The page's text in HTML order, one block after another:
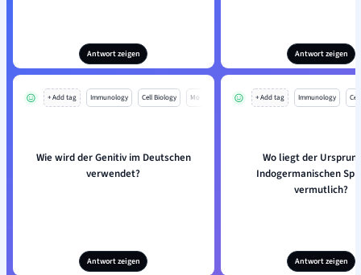
Antwort zeigen Antwort zeigen
+ Add tag Immunology Cell Biology Mo
Wie wird der Genitiv im Deutschen
verwendet?
Antwort zeigen
+ Add tag Immunology
Wo liegt der
Indogermanischen
vermutlich?
Antwort zeigen